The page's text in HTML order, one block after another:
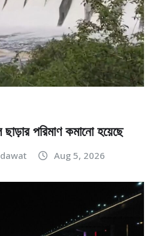
ছাড়ার পরিমাণ কমানো হয়েছে
Aug 5, 2026